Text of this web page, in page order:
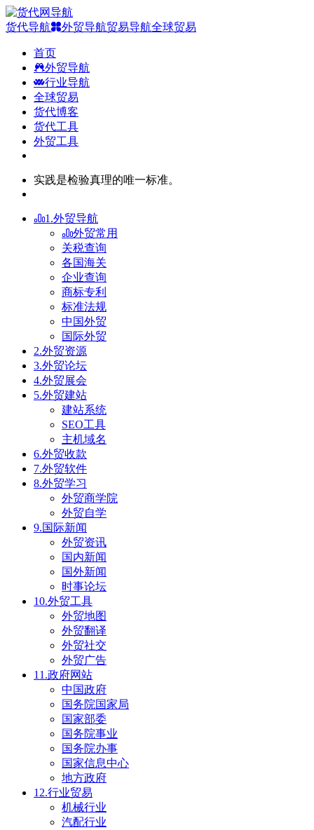
货代导航 外贸导航贸易导航全球贸易
首页
外贸导航
行业导航
全球贸易
货代博客
货代工具
外贸工具
实践是检验真理的唯一标准。
1.外贸导航
外贸常用
关税查询
各国海关
企业查询
商标专利
标准法规
中国外贸
国际外贸
2.外贸资源
3.外贸论坛
4.外贸展会
5.外贸建站
建站系统
SEO工具
主机域名
6.外贸收款
7.外贸软件
8.外贸学习
外贸商学院
外贸自学
9.国际新闻
外贸资讯
国内新闻
国外新闻
时事论坛
10.外贸工具
外贸地图
外贸翻译
外贸社交
外贸广告
11.政府网站
中国政府
国务院国家局
国家部委
国务院事业
国务院办事
国家信息中心
地方政府
12.行业贸易
机械行业
汽配行业